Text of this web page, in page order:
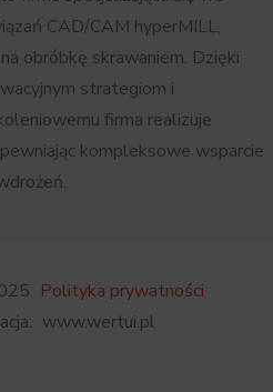
CAD/CAM hyperMILL,
obróbkę skrawaniem. Dzięki
strategiom i
firma realizuje
kompleksowe wsparcie
Polityka prywatności
www.wertui.pl